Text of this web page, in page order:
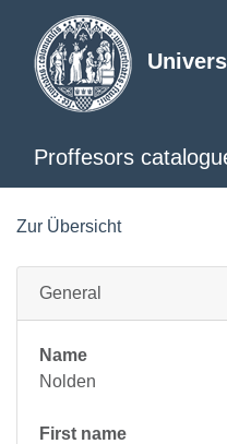
Proffesors
Zur Übersicht
General
Name
Nolden
First name